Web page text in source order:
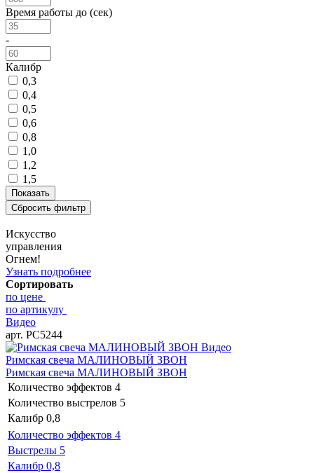
Время работы до (сек)
-
Калибр
0,3
0,4
0,5
0,6
0,8
1,0
1,2
1,5
Искусство
управления
Огнем!
Узнать подробнее
Сортировать
по цене
по артикулу
Видео
арт. РС5244
Видео
Римская свеча МАЛИНОВЫЙ ЗВОН
Римская свеча МАЛИНОВЫЙ ЗВОН
Количество эффектов 4
Количество выстрелов 5
Калибр 0,8
Количество эффектов 4
Выстрелы 5
Калибр 0,8